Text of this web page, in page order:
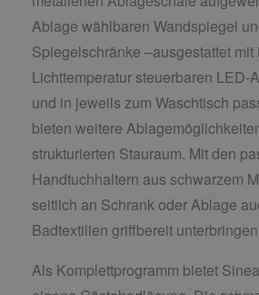
Ablage wählbaren Wandspiegel
Spiegelschränke –ausgestattet mit
Lichttemperatur steuerbaren LED-
und in jeweils zum Waschtisch
bieten weitere
strukturierten Stauraum. Mit den
Handtuchhaltern aus schwarzem
seitlich an Schrank oder Ablage
Badtextilien griffbereit
Als Komplettprogramm bietet